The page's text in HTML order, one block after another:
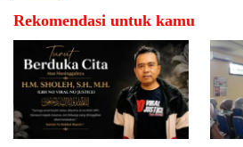
Rekomendasi untuk kamu